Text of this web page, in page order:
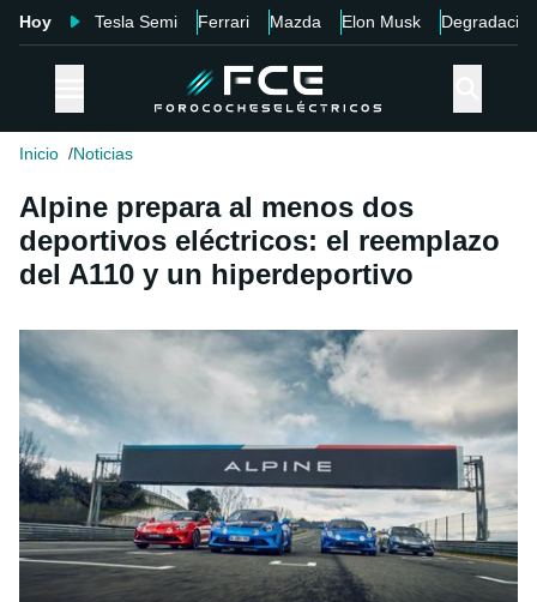
Hoy Tesla Semi Ferrari Mazda Elon Musk Degradación
Inicio Noticias
Alpine prepara al menos dos
deportivos eléctricos: el reemplazo
del A110 y un hiperdeportivo